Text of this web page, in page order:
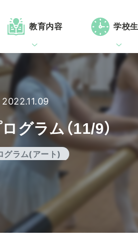
教育内容 学校
2022.11.09
グラム（11/9）
グラム(アート)